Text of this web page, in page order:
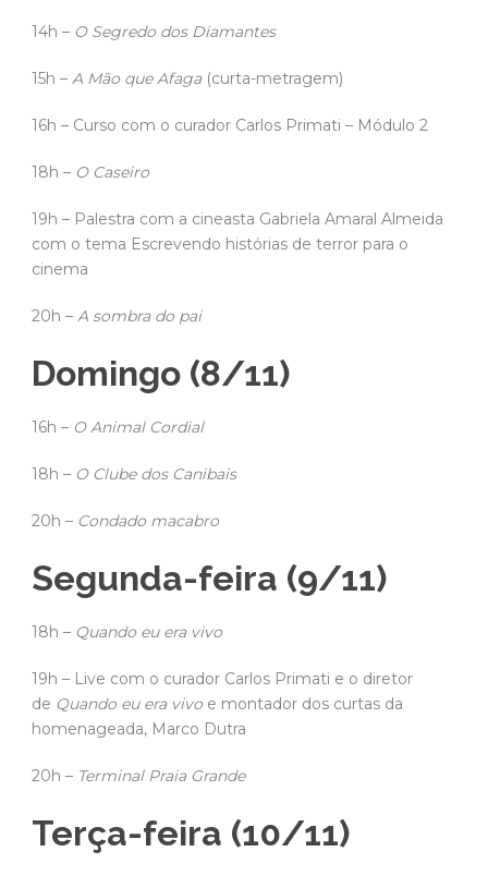
14h – O Segredo dos Diamantes
15h – A Mão que Afaga (curta-metragem)
16h – Curso com o curador Carlos Primati – Módulo 2
18h – O Caseiro
19h – Palestra com a cineasta Gabriela Amaral Almeida
com o tema Escrevendo histórias de terror para o
cinema
20h – A sombra do pai
Domingo (8/11)
16h – O Animal Cordial
18h – O Clube dos Canibais
20h – Condado macabro
Segunda-feira (9/11)
18h – Quando eu era vivo
19h – Live com o curador Carlos Primati e o diretor
de Quando eu era vivo e montador dos curtas da
homenageada, Marco Dutra
20h – Terminal Praia Grande
Terça-feira (10/11)